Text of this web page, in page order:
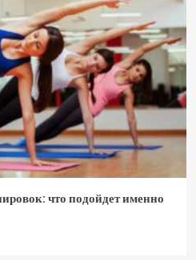
что подойдет именно